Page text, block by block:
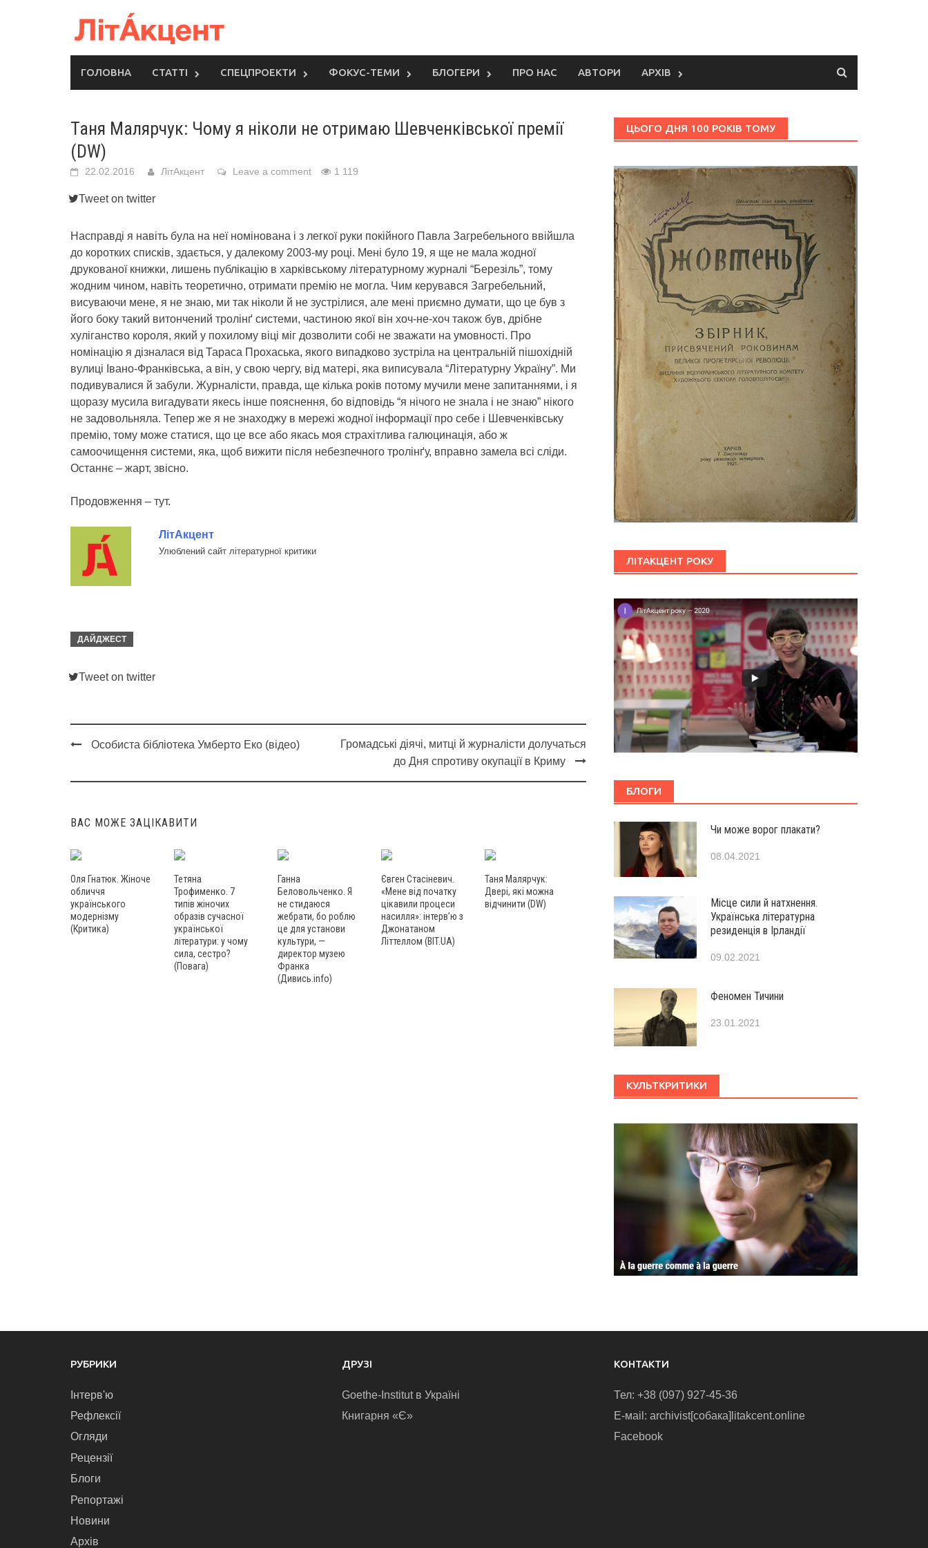
ГОЛОВНА СТАТТІ СПЕЦПРОЕКТИ ФОКУС-ТЕМИ БЛОГЕРИ ПРО НАС АВТОРИ АРХІВ
Таня Малярчук: Чому я ніколи не отримаю Шевченківської премії
(DW)
22.02.2016 ЛітАкцент Leave a comment 1 119
Tweet on twitter
Насправді я навіть була на неї номінована і з легкої руки покійного Павла Загребельного ввійшла
до коротких списків, здається, у далекому 2003-му році. Мені було 19, я ще не мала жодної
друкованої книжки, лишень публікацію в харківському літературному журналі “Березіль”, тому
жодним чином, навіть теоретично, отримати премію не могла. Чим керувався Загребельний,
висуваючи мене, я не знаю, ми так ніколи й не зустрілися, але мені приємно думати, що це був з
його боку такий витончений тролінґ системи, частиною якої він хоч-не-хоч також був, дрібне
хуліганство короля, який у похилому віці міг дозволити собі не зважати на умовності. Про
номінацію я дізналася від Тараса Прохаська, якого випадково зустріла на центральній пішохідній
вулиці Івано-Франківська, а він, у свою чергу, від матері, яка виписувала “Літературну Україну”. Ми
подивувалися й забули. Журналісти, правда, ще кілька років потому мучили мене запитаннями, і я
щоразу мусила вигадувати якесь інше пояснення, бо відповідь “я нічого не знала і не знаю” нікого
не задовольняла. Тепер же я не знаходжу в мережі жодної інформації про себе і Шевченківську
премію, тому може статися, що це все або якась моя страхітлива галюцинація, або ж
самоочищення системи, яка, щоб вижити після небезпечного тролінґу, вправно замела всі сліди.
Останнє – жарт, звісно.
Продовження – тут.
ЛітАкцент
Улюблений сайт літературної критики
ДАЙДЖЕСТ
Tweet on twitter
navigation
Особиста бібліотека Умберто Еко (відео)
Громадські діячі, митці й журналісти долучаться
до Дня спротиву окупації в Криму
ВАС МОЖЕ ЗАЦІКАВИТИ
Оля Гнатюк. Жіноче
обличчя
українського
модернізму
(Критика)
Тетяна
Трофименко. 7
типів жіночих
образів сучасної
української
літератури: у чому
сила, сестро?
(Повага)
Ганна
Беловольченко. Я
не стидаюся
жебрати, бо роблю
це для установи
культури, —
директор музею
Франка
(Дивись.info)
Євген Стасіневич.
«Мене від початку
цікавили процеси
насилля»: інтерв’ю з
Джонатаном
Літтеллом (BIT.UA)
Таня Малярчук:
Двері, які можна
відчинити (DW)
ЦЬОГО ДНЯ 100 РОКІВ ТОМУ
ЛІТАКЦЕНТ РОКУ
БЛОГИ
Чи може ворог плакати?
08.04.2021
Місце сили й натхнення.
Українська літературна
резиденція в Ірландії
09.02.2021
Феномен Тичини
23.01.2021
КУЛЬТКРИТИКИ
РУБРИКИ
Інтерв'ю
Рефлексії
Огляди
Рецензії
Блоги
Репортажі
Новини
Архів
ДРУЗІ
Goethe-Institut в Україні
Книгарня «Є»
КОНТАКТИ
Тел: +38 (097) 927-45-36
E-маіl: archivist[собака]litakcent.online
Facebook